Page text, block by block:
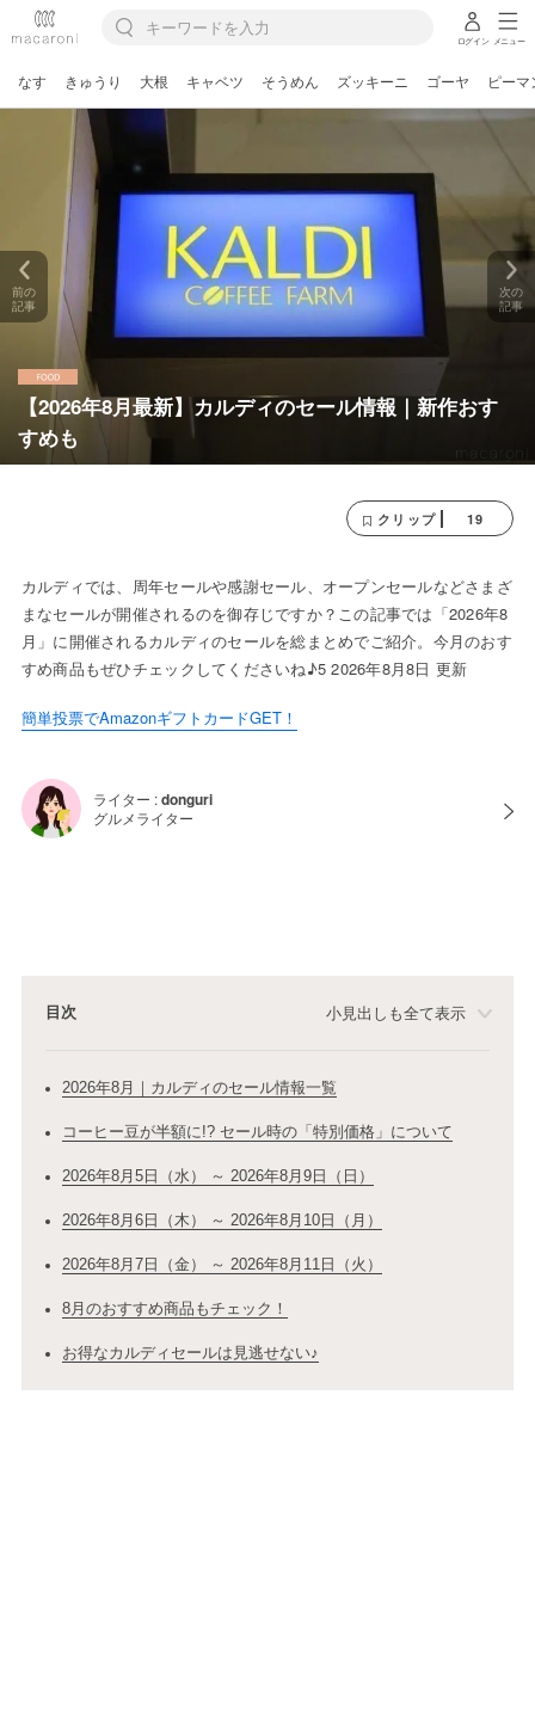
ログイン メニュー
なす きゅうり 大根 キャベツ そうめん ズッキーニ ゴーヤ ピーマ
【2026年8月最新】カルディのセール情報｜新作おす
すめも
前の
記事
次の
記事
クリップ 19
カルディでは、周年セールや感謝セール、オープンセールなどさまざ
まなセールが開催されるのを御存じですか？この記事では「2026年8
月」に開催されるカルディのセールを総まとめでご紹介。今月のおす
すめ商品もぜひチェックしてくださいね♪5 2026年8月8日 更新
簡単投票でAmazonギフトカードGET！
ライター :donguri
グルメライター
目次 小見出しも全て表示
2026年8月｜カルディのセール情報一覧
コーヒー豆が半額に!? セール時の「特別価格」について
2026年8月5日（水） ～ 2026年8月9日（日）
2026年8月6日（木） ～ 2026年8月10日（月）
2026年8月7日（金） ～ 2026年8月11日（火）
8月のおすすめ商品もチェック！
お得なカルディセールは見逃せない♪